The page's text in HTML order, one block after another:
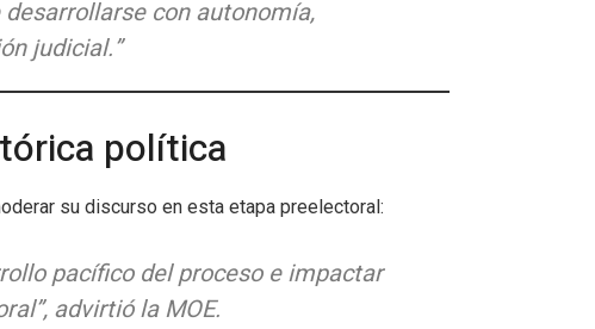
con autonomía,
judicial.”
política
su discurso en esta etapa preelectoral:
pacífico del proceso e impactar
advirtió la MOE.